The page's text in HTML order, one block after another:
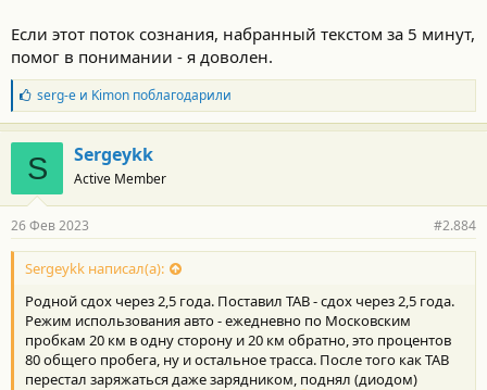
Если этот поток сознания, набранный текстом за 5 минут,
помог в понимании - я доволен.
Б
л
а
г
о
д
а
н
о
с
и
:
serg-eи Kimonпоблагодарили
S Sergeykk
Active Member
26 Фев 2023 #2.884
Sergeykk написал(а):
Родной сдох через 2,5 года. Поставил TAB - сдох через 2,5 года.
Режим использования авто - ежедневно по Московским
пробкам 20 км в одну сторону и 20 км обратно, это процентов
80 общего пробега, ну и остальное трасса. После того как TAB
перестал заряжаться даже зарядником, поднял (диодом)